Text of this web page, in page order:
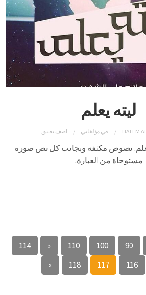
ليته يعلم
HATEM في مؤلفاتي اضف تعليق
يعلم. نصوص مكثفة وبجانب كل نص صورة
مستوحاة من العبارة.
90
100
110
«
114
116
117
118
»